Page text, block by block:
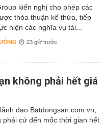
kiến nghị cho phép các
thỏa thuận kế thừa, tiếp
hiện các nghĩa vụ tài...
23 giờ trước
không phải hết giá
đạo Batdongsan.com.vn,
phải cứ đến mốc thời gian hết